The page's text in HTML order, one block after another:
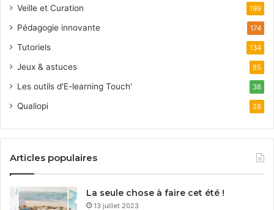
Veille et Curation 199
Pédagogie innovante 174
Tutoriels 134
Jeux & astuces 85
Les outils d'E-learning Touch' 38
Qualiopi 28
Articles populaires
La seule chose à faire cet été !
13 juillet 2023